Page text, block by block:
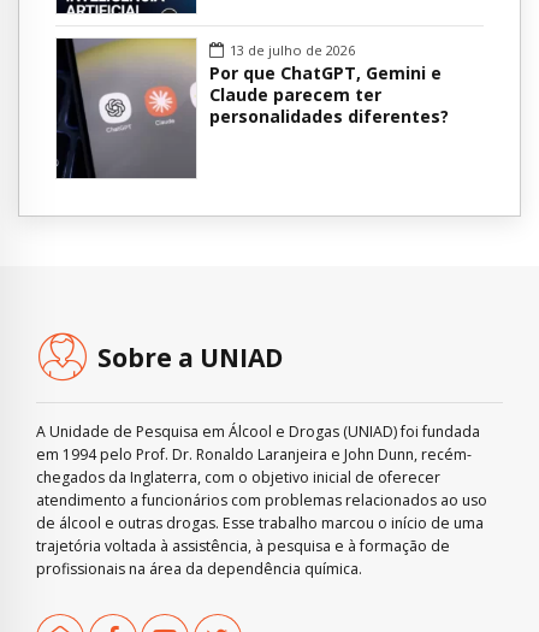
13 de julho de 2026
Por que ChatGPT, Gemini e
Claude parecem ter
personalidades diferentes?
Sobre a UNIAD
A Unidade de Pesquisa em Álcool e Drogas (UNIAD) foi fundada
em 1994 pelo Prof. Dr. Ronaldo Laranjeira e John Dunn, recém-
chegados da Inglaterra, com o objetivo inicial de oferecer
atendimento a funcionários com problemas relacionados ao uso
de álcool e outras drogas. Esse trabalho marcou o início de uma
trajetória voltada à assistência, à pesquisa e à formação de
profissionais na área da dependência química.